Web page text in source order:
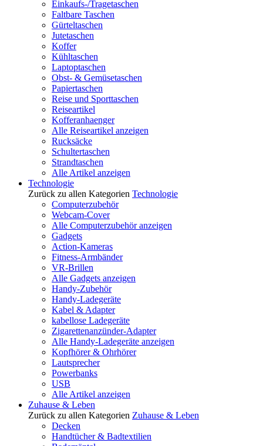
Einkaufs-/Tragetaschen
Faltbare Taschen
Gürteltaschen
Jutetaschen
Koffer
Kühltaschen
Laptoptaschen
Obst- & Gemüsetaschen
Papiertaschen
Reise und Sporttaschen
Reiseartikel
Kofferanhaenger
Alle Reiseartikel anzeigen
Rucksäcke
Schultertaschen
Strandtaschen
Alle Artikel anzeigen
Technologie
Zurück zu allen Kategorien Technologie
Computerzubehör
Webcam-Cover
Alle Computerzubehör anzeigen
Gadgets
Action-Kameras
Fitness-Armbänder
VR-Brillen
Alle Gadgets anzeigen
Handy-Zubehör
Handy-Ladegeräte
Kabel & Adapter
kabellose Ladegeräte
Zigarettenanzünder-Adapter
Alle Handy-Ladegeräte anzeigen
Kopfhörer & Ohrhörer
Lautsprecher
Powerbanks
USB
Alle Artikel anzeigen
Zuhause & Leben
Zurück zu allen Kategorien Zuhause & Leben
Decken
Handtücher & Badtextilien